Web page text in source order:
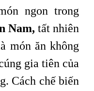
ngon trong
Nam, tất nhiên
món ăn không
gia tiên của
Cách chế biến